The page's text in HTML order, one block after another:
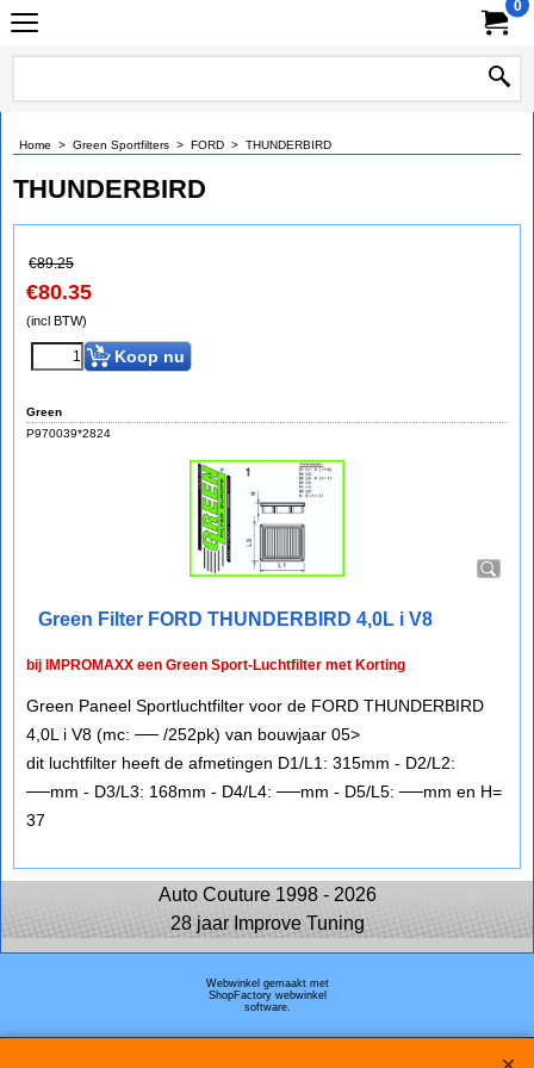
0
Home > Green Sportfilters > FORD > THUNDERBIRD
THUNDERBIRD
€89.25
€80.35
(incl BTW)
Koop nu
Green
P970039*2824
Green Filter FORD THUNDERBIRD 4,0L i V8
bij IMPROMAXX een Green Sport-Luchtfilter met Korting
Green Paneel Sportluchtfilter voor de FORD THUNDERBIRD
4,0L i V8 (mc: ── /252pk) van bouwjaar 05>
dit luchtfilter heeft de afmetingen D1/L1: 315mm - D2/L2:
──mm - D3/L3: 168mm - D4/L4: ──mm - D5/L5: ──mm en H=
37
Auto Couture 1998 - 2026
28 jaar Improve Tuning
Webwinkel gemaakt met
ShopFactory webwinkel
software.